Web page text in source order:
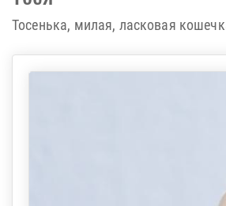
Тосенька, милая, ласковая